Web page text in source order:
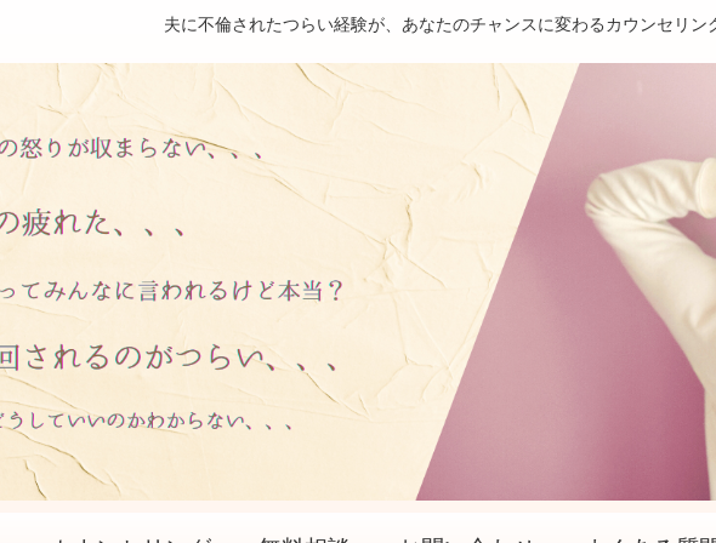
夫に不倫されたつらい経験が、あなたのチャンスに変わるカウンセリン